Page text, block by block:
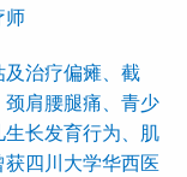
师
治疗偏瘫、截
肩腰腿痛、青少
长发育行为、肌
四川大学华西医